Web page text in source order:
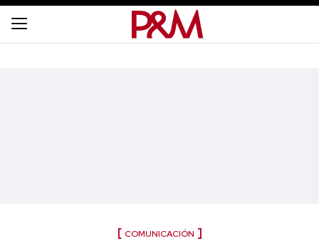
COMUNICACIÓN